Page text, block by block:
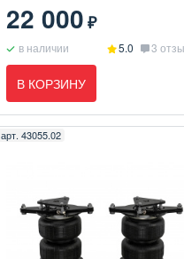
22 000₽
в наличии 5.0 3
В КОРЗИНУ
арт. 43055.02